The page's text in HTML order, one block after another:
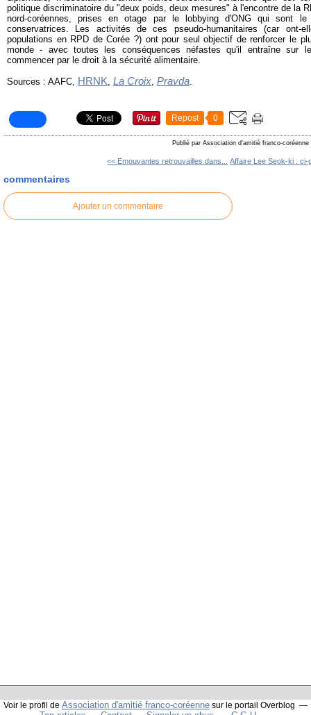
politique discriminatoire du "deux poids, deux mesures" à l'encontre de la
nord-coréennes, prises en otage par le lobbying d'ONG qui sont le
conservatrices. Les activités de ces pseudo-humanitaires (car ont-
populations en RPD de Corée ?) ont pour seul objectif de renforcer le
monde - avec toutes les conséquences néfastes qu'il entraîne sur
commencer par le droit à la sécurité alimentaire.
Sources : AAFC, HRNK, La Croix, Pravda.
Repost 0
Publié par Association d'amitié franco-coréenne
<< Emouvantes retrouvailles dans... Affaire Lee Seok-ki : ci-
commentaires
Ajouter un commentaire
Voir le profil de Association d'amitié franco-coréenne sur le portail Overblog